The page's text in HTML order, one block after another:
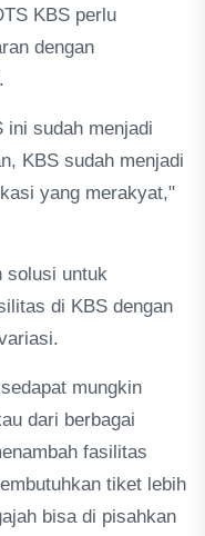
KBS perlu
dengan
ini sudah menjadi
KBS sudah menjadi
yang merakyat,"
solusi untuk
di KBS dengan
mungkin
dari berbagai
fasilitas
tiket lebih
bisa di pisahkan